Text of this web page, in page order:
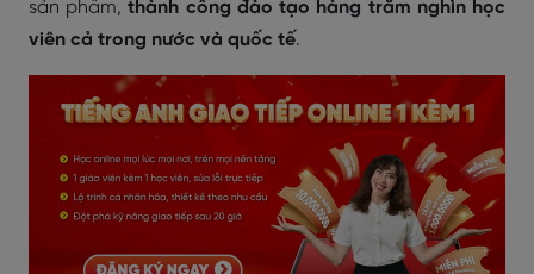
sản phẩm,thành công đào tạo hàng trăm nghìn học
viên cả trong nước và quốc tế.